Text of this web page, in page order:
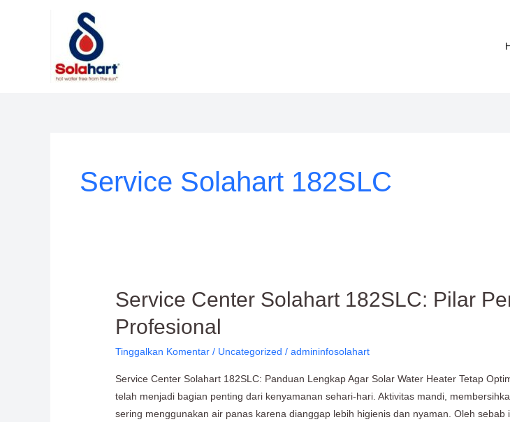
Service Solahart 182SLC
Service Center Solahart 182SLC: Pilar
Profesional
Tinggalkan Komentar / Uncategorized /admininfosolahart
Service Center Solahart 182SLC: Panduan Lengkap Agar Solar Water Heater Tetap
telah menjadi bagian penting dari kenyamanan sehari-hari. Aktivitas mandi,
sering menggunakan air panas karena dianggap lebih higienis dan nyaman. Oleh
Service
Solahart
182SLC:
Perawatan
Water
Heater